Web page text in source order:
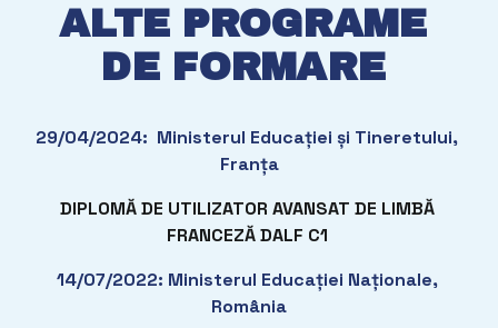
ALTE PROGRAME
DE FORMARE
29/04/2024:  Ministerul Educației și Tineretului,
Franța
DIPLOMĂ DE UTILIZATOR AVANSAT DE LIMBĂ
FRANCEZĂ DALF C1
14/07/2022: Ministerul Educației Naționale,
România